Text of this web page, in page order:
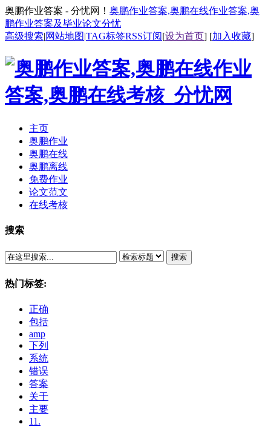
奥鹏作业答案 - 分忧网！ 奥鹏作业答案,奥鹏在线作业答案,奥
鹏作业答案及毕业论文分忧
高级搜索|网站地图|TAG标签RSS订阅[设为首页] [加入收藏]
主页
奥鹏作业
奥鹏在线
奥鹏离线
免费作业
论文范文
在线考核
搜索
搜索
热门标签:
正确
包括
amp
下列
系统
错误
答案
关于
主要
11.